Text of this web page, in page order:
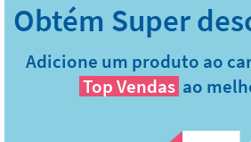
Adicione um produto ao
Top Vendas ao